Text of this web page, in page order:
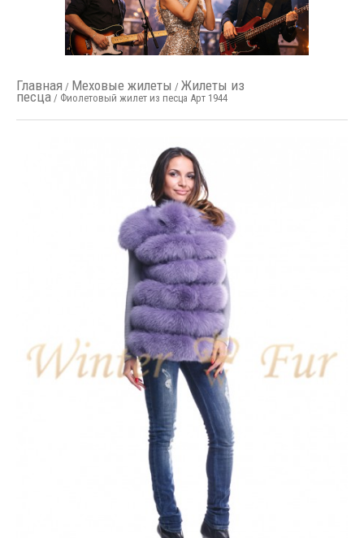
Главная / Меховые жилеты / Жилеты из
песца/ Фиолетовый жилет из песца Арт 1944